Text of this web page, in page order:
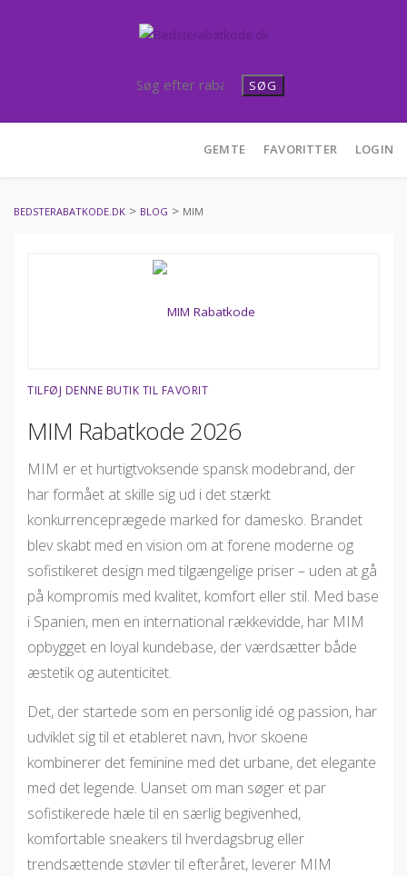
SØG
GEMTE FAVORITTER LOGIN
BEDSTERABATKODE.DK > BLOG > MIM
TILFØJ DENNE BUTIK TIL FAVORIT
MIM Rabatkode 2026
MIM er et hurtigtvoksende spansk modebrand, der
har formået at skille sig ud i det stærkt
konkurrenceprægede marked for damesko. Brandet
blev skabt med en vision om at forene moderne og
sofistikeret design med tilgængelige priser – uden at gå
på kompromis med kvalitet, komfort eller stil. Med base
i Spanien, men en international rækkevidde, har MIM
opbygget en loyal kundebase, der værdsætter både
æstetik og autenticitet.
Det, der startede som en personlig idé og passion, har
udviklet sig til et etableret navn, hvor skoene
kombinerer det feminine med det urbane, det elegante
med det legende. Uanset om man søger et par
sofistikerede hæle til en særlig begivenhed,
komfortable sneakers til hverdagsbrug eller
trendsættende støvler til efteråret, leverer MIM